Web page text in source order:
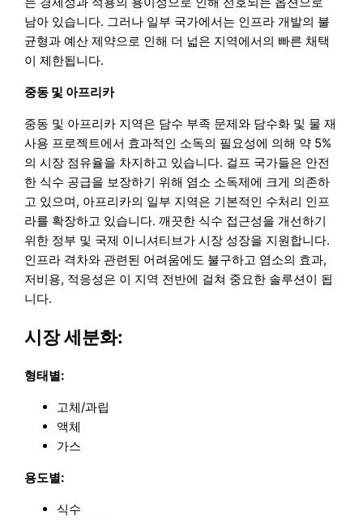
남아 있습니다. 그러나 일부 국가에서는 인프라 개발의 불
균형과 예산 제약으로 인해 더 넓은 지역에서의 빠른 채택
이 제한됩니다.
중동 및 아프리카
중동 및 아프리카 지역은 담수 부족 문제와 담수화 및 물 재
사용 프로젝트에서 효과적인 소독의 필요성에 의해 약 5%
의 시장 점유율을 차지하고 있습니다. 걸프 국가들은 안전
한 식수 공급을 보장하기 위해 염소 소독제에 크게 의존하
고 있으며, 아프리카의 일부 지역은 기본적인 수처리 인프
라를 확장하고 있습니다. 깨끗한 식수 접근성을 개선하기
위한 정부 및 국제 이니셔티브가 시장 성장을 지원합니다.
인프라 격차와 관련된 어려움에도 불구하고 염소의 효과,
저비용, 적응성은 이 지역 전반에 걸쳐 중요한 솔루션이 됩
니다.
시장 세분화:
형태별:
고체/과립
액체
가스
용도별:
식수